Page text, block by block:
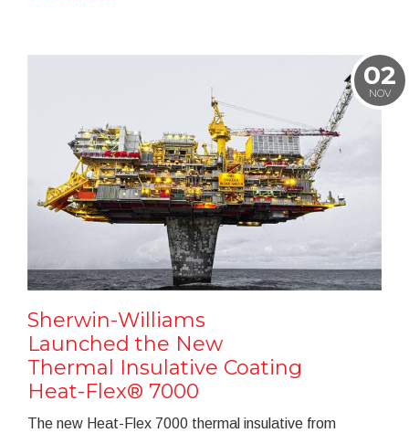
02
NOV
Sherwin-Williams
Launched the New
Thermal Insulative Coating
Heat-Flex® 7000
The new Heat-Flex 7000 thermal insulative from